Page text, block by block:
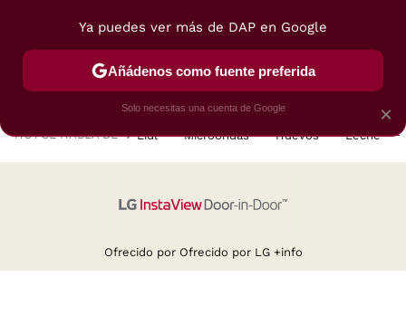
POSTRES VIAJES SELECCIÓN VEGUI
HOY SE HABLA DE Lidl Microondas Huevos Leche
Ofrecido por Ofrecido por LG +info
×
Ya puedes ver más de DAP en Google
Añádenos como fuente preferida
Solo necesitas una cuenta de Google